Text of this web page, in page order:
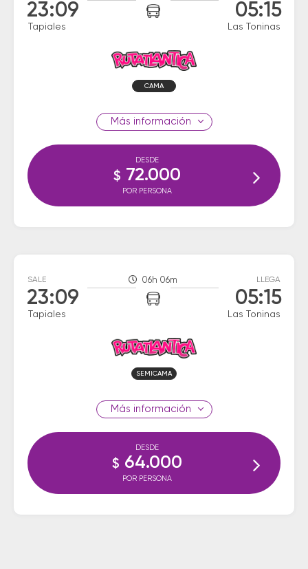
23:09
Tapiales
05:15
Las Toninas
CAMA
información
DESDE
$ 72.000
POR PERSONA
SALE
23:09
Tapiales
06h 06m LLEGA
05:15
Las Toninas
SEMICAMA
información
DESDE
$ 64.000
POR PERSONA